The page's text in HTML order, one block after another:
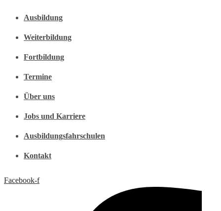
Ausbildung
Weiterbildung
Fortbildung
Termine
Über uns
Jobs und Karriere
Ausbildungsfahrschulen
Kontakt
Facebook-f